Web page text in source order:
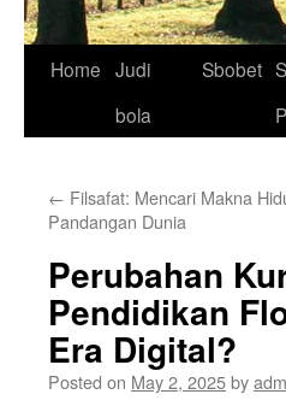
Home Judi
bola
Sbobet
← Filsafat: Mencari Makna
Pandangan Dunia
Perubahan
Pendidikan
Era Digital?
Posted on May 2, 2025by